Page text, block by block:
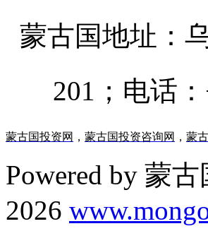
蒙古国地址：
201；电话
蒙古国投资网 ， 蒙古国投资咨询网 ， 蒙
Powered by 蒙
2026